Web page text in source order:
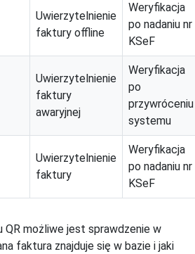
Uwierzytelnienie
faktury offline
Weryfikacja
po nadaniu nr
KSeF
Uwierzytelnienie
faktury
awaryjnej
Weryfikacja
po
przywróceniu
systemu
Uwierzytelnienie
faktury
Weryfikacja
po nadaniu nr
KSeF
QR możliwe jest sprawdzenie w
faktura znajduje się w bazie i jaki